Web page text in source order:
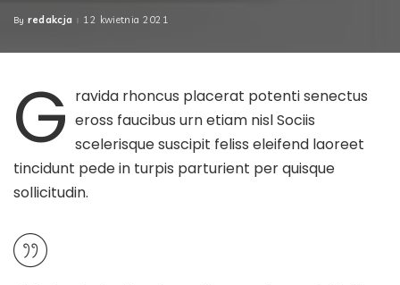
Posted
By redakcja 12 kwietnia 2021
G ravida rhoncus placerat potenti senectus
eross faucibus urn etiam nisl Sociis
scelerisque suscipit feliss eleifend laoreet
tincidunt pede in turpis parturient per quisque
sollicitudin.